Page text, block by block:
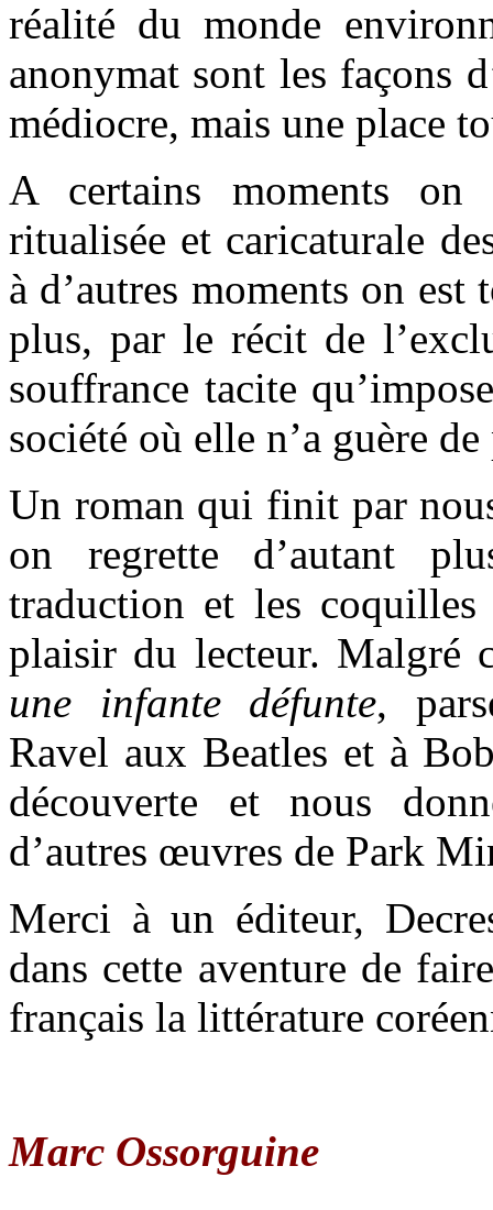
réalité du monde
anonymat sont les façons
médiocre, mais une place
A certains moments
ritualisée et caricaturale
à d’autres moments on
plus, par le récit de
souffrance tacite
société où elle n’a guère de
Un roman qui finit par
on regrette d’autant
traduction et les
plaisir du lecteur. Malgré
une infante défunte,
Ravel aux Beatles et à
découverte et nous
d’autres œuvres de Park
Merci à un éditeur,
dans cette aventure de
français la littérature
Marc Ossorguine